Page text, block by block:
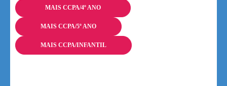
MAIS CCPA/4º ANO
MAIS CCPA/5º ANO
MAIS CCPA/INFANTIL